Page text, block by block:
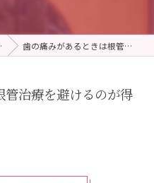
歯の痛みがあるときは根管治療を避けるのが得策？
治療を避けるのが得